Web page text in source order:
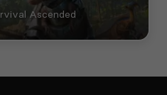
Ascended